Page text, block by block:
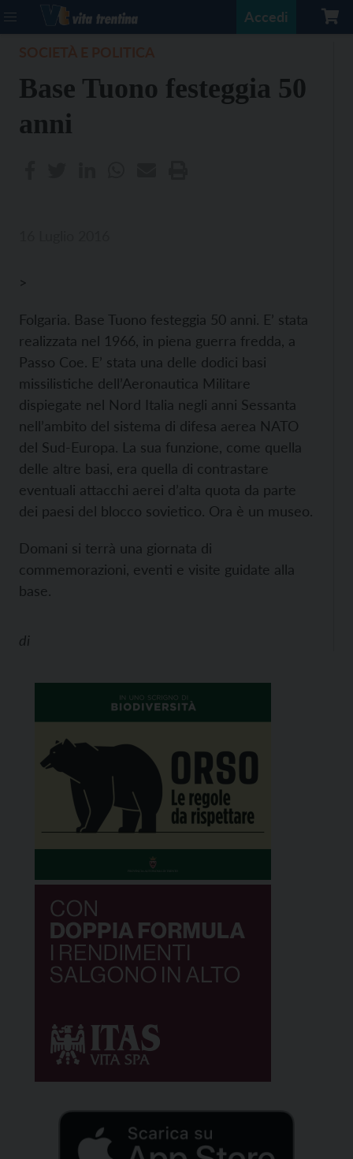
Accedi
Base Tuono festeggia 50
anni
>
Folgaria. Base Tuono festeggia 50 anni. E’ stata
realizzata nel 1966, in piena guerra fredda, a
Passo Coe. E’ stata una delle dodici basi
missilistiche dell’Aeronautica Militare
dispiegate nel Nord Italia negli anni Sessanta
nell’ambito del sistema di difesa aerea NATO
del Sud-Europa. La sua funzione, come quella
delle altre basi, era quella di contrastare
eventuali attacchi aerei d’alta quota da parte
dei paesi del blocco sovietico. Ora è un museo.
Domani si terrà una giornata di
commemorazioni, eventi e visite guidate alla
base.
di